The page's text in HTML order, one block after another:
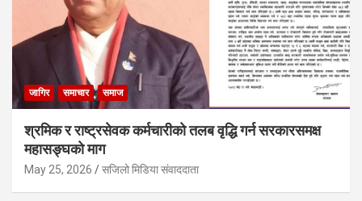
जागिर समाचार समाज
श्रमिक र राष्ट्रसेवक कर्मचारीको तलब वृद्धि गर्न सरकारसमक्ष
महासङ्घको माग
May 25, 2026 सजिलो मिडिया संवाददाता